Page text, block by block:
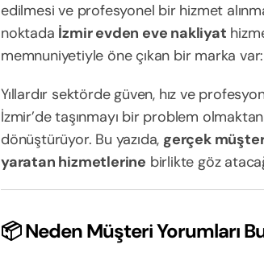
edilmesi ve profesyonel bir hizmet
noktada İzmir evden eve nakliyat
memnuniyetiyle öne çıkan bir marka var:
Yıllardır sektörde güven, hız ve
İzmir’de taşınmayı bir problem
dönüştürüyor. Bu yazıda, gerçek
yaratan hizmetlerine birlikte göz
📦 Neden Müşteri Yorumları